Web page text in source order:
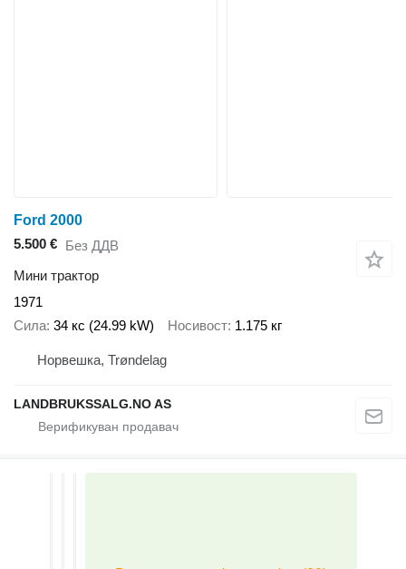
Ford 2000
5.500 € Без ДДВ
Мини трактор
1971
Сила 34 кс (24.99 kW) Носивост 1.175 кг
Норвешка, Trøndelag
LANDBRUKSSALG.NO AS